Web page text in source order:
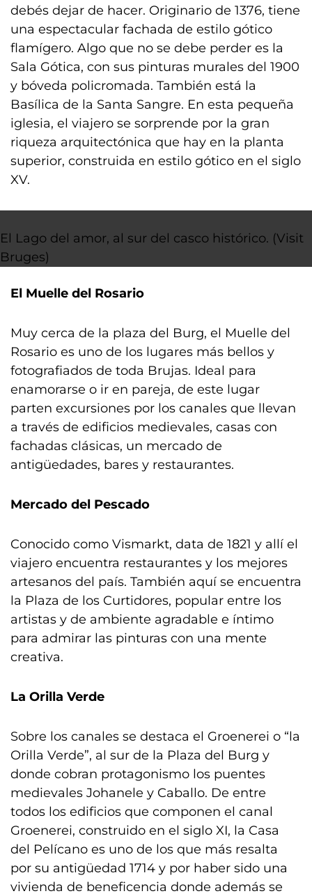
debés dejar de hacer. Originario de 1376, tiene
una espectacular fachada de estilo gótico
flamígero. Algo que no se debe perder es la
Sala Gótica, con sus pinturas murales del 1900
y bóveda policromada. También está la
Basílica de la Santa Sangre. En esta pequeña
iglesia, el viajero se sorprende por la gran
riqueza arquitectónica que hay en la planta
superior, construida en estilo gótico en el siglo
XV.
El Lago del amor, al sur del casco histórico. (Visit
Bruges)
El Muelle del Rosario
Muy cerca de la plaza del Burg, el Muelle del
Rosario es uno de los lugares más bellos y
fotografiados de toda Brujas. Ideal para
enamorarse o ir en pareja, de este lugar
parten excursiones por los canales que llevan
a través de edificios medievales, casas con
fachadas clásicas, un mercado de
antigüedades, bares y restaurantes.
Mercado del Pescado
Conocido como Vismarkt, data de 1821 y allí el
viajero encuentra restaurantes y los mejores
artesanos del país. También aquí se encuentra
la Plaza de los Curtidores, popular entre los
artistas y de ambiente agradable e íntimo
para admirar las pinturas con una mente
creativa.
La Orilla Verde
Sobre los canales se destaca el Groenerei o “la
Orilla Verde”, al sur de la Plaza del Burg y
donde cobran protagonismo los puentes
medievales Johanele y Caballo. De entre
todos los edificios que componen el canal
Groenerei, construido en el siglo XI, la Casa
del Pelícano es uno de los que más resalta
por su antigüedad 1714 y por haber sido una
vivienda de beneficencia donde además se